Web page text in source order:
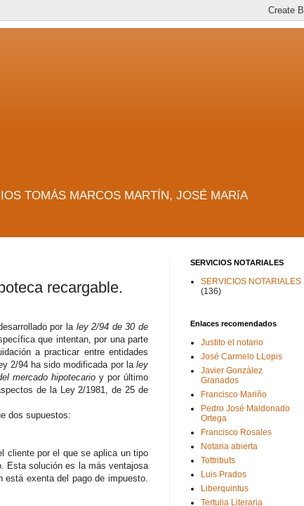
TOMÁS MARCOS MARTÍN, JOSÉ MARíA
recargable.
por la ley 2/94 de 30 de
que intentan, por una parte
a practicar entre entidades
2/94 ha sido modificada por la ley
mercado hipotecario y por último
de la Ley 2/1981, de 25 de
dos supuestos:
cliente por el que se aplica un tipo
Esta solución es la más ventajosa
exenta del pago de impuesto.
SERVICIOS NOTARIALES
SERVICIOS NOTARIALES
(136)
Enlaces recomendados
Justito el notario
José Carmelo LLopis
Javier González
Granados
Francisco Mariño
Pedro José Maldonado
Ortega
Francisco Rosales
Notaria abierta
Tottributs
Luis Prados
Liberquintus
Tertulia Literaria